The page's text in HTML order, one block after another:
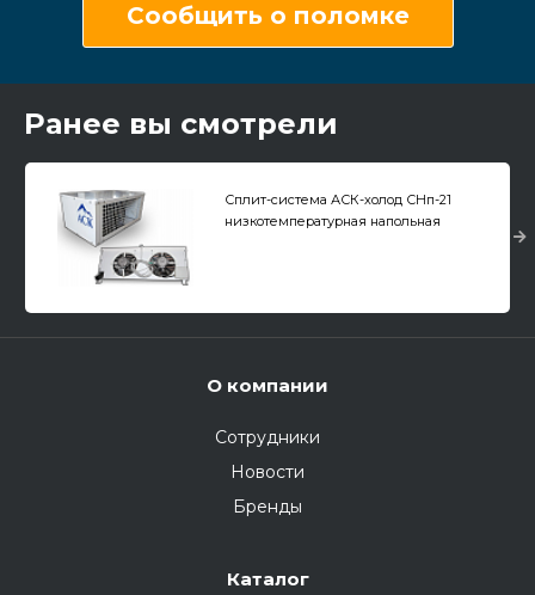
Сообщить о поломке
Ранее вы смотрели
Сплит-система АСК-холод СНп-21
низкотемпературная напольная
О компании
Сотрудники
Новости
Бренды
Каталог